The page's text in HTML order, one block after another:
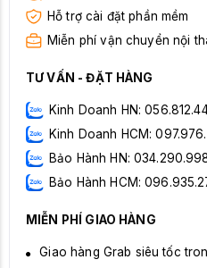
Hỗ trợ cài đặt phần mềm
Miễn phí vận chuyển nội
TƯ VẤN - ĐẶT HÀNG
Kinh Doanh HN:
Kinh Doanh HCM:
Bảo Hành HN:
Bảo Hành HCM:
MIỄN PHÍ GIAO HÀNG
Giao hàng Grab siêu tốc